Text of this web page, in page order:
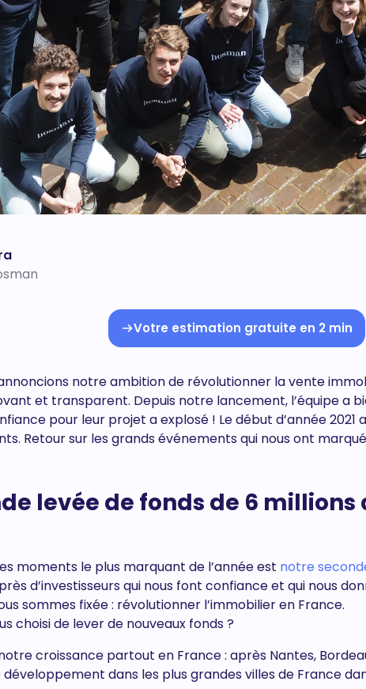
Votre estimation gratuite en 2 min
annoncions notre ambition de révolutionner la vente
et transparent. Depuis notre lancement, l’équipe a
pour leur projet a explosé ! Le début d’année
Retour sur les grands événements qui nous ont
levée de fonds de 6 millions
moments le plus marquant de l’année est notre
d’investisseurs qui nous font confiance et qui nous
sommes fixée : révolutionner l’immobilier en France.
choisi de lever de nouveaux fonds ?
croissance partout en France : après Nantes,
dans les plus grandes villes de France